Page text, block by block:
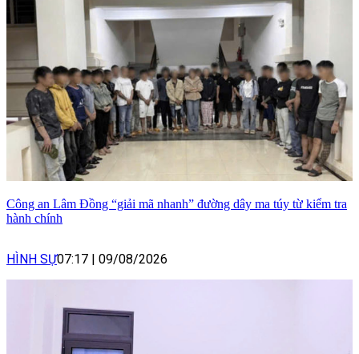
Công an Lâm Đồng “giải mã nhanh” đường dây ma túy từ kiểm tra
hành chính
HÌNH SỰ07:17 | 09/08/2026